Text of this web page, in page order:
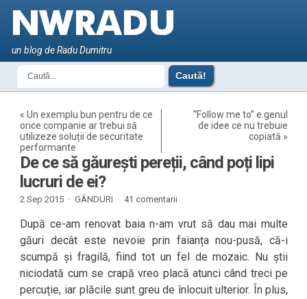
un blog de Radu Dumitru
«Un exemplu bun pentru de ce
orice companie ar trebui să
utilizeze soluții de securitate
performante
“Follow me to” e genul
de idee ce nu trebuie
copiată »
De ce să găurești pereții, când poți lipi
lucruri de ei?
2 Sep 2015 · GÂNDURI · 41 comentarii
După ce-am renovat baia n-am vrut să dau mai multe
găuri decât este nevoie prin faianța nou-pusă, că-i
scumpă și fragilă, fiind tot un fel de mozaic. Nu știi
niciodată cum se crapă vreo placă atunci când treci pe
percuție, iar plăcile sunt greu de înlocuit ulterior. În plus,